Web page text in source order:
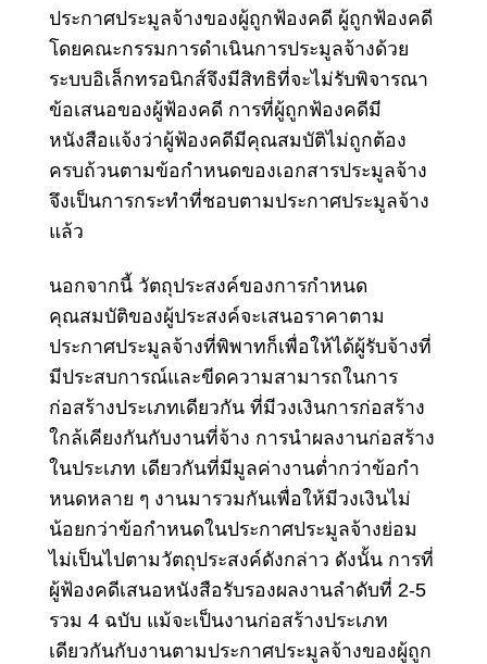
ประกาศประมูลจ้างของผู้ถูกฟ้องคดี ผู้ถูกฟ้องคดี
โดยคณะกรรมการดําเนินการประมูลจ้างด้วย
ระบบอิเล็กทรอนิกส์จึงมีสิทธิที่จะไม่รับพิจารณา
ข้อเสนอของผู้ฟ้องคดี การที่ผู้ถูกฟ้องคดีมี
หนังสือแจ้งว่าผู้ฟ้องคดีมีคุณสมบัติไม่ถูกต้อง
ครบถ้วนตามข้อกําหนดของเอกสารประมูลจ้าง
จึงเป็นการกระทําที่ชอบตามประกาศประมูลจ้าง
แล้ว
นอกจากนี้ วัตถุประสงค์ของการกําหนด
คุณสมบัติของผู้ประสงค์จะเสนอราคาตาม
ประกาศประมูลจ้างที่พิพาทก็เพื่อให้ได้ผู้รับจ้างที่
มีประสบการณ์และขีดความสามารถในการ
ก่อสร้างประเภทเดียวกัน ที่มีวงเงินการก่อสร้าง
ใกล้เคียงกันกับงานที่จ้าง การนําผลงานก่อสร้าง
ในประเภท เดียวกันที่มีมูลค่างานต่ำกว่าข้อกํา
หนดหลาย ๆ งานมารวมกันเพื่อให้มีวงเงินไม่
น้อยกว่าข้อกําหนดในประกาศประมูลจ้างย่อม
ไม่เป็นไปตามวัตถุประสงค์ดังกล่าว ดังนั้น การที่
ผู้ฟ้องคดีเสนอหนังสือรับรองผลงานลําดับที่ 2-5
รวม 4 ฉบับ แม้จะเป็นงานก่อสร้างประเภท
เดียวกันกับงานตามประกาศประมูลจ้างของผู้ถูก